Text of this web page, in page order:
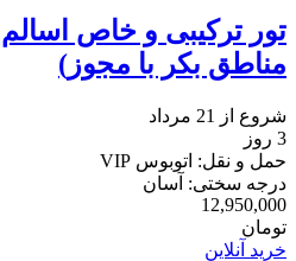
تور ترکیبی و خاص
مناطق بکر با مجوز)
شروع از 21 مرداد
3 روز
حمل و نقل: اتوبوس VIP
درجه سختی: آسان
12,950,000
تومان
خرید آنلاین